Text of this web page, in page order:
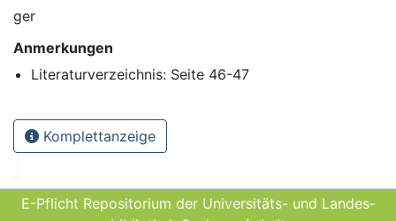
ger
Anmerkungen
Literaturverzeichnis: Seite 46-47
Komplettanzeige
E-Pflicht Repositorium der Universitäts- und Landes­